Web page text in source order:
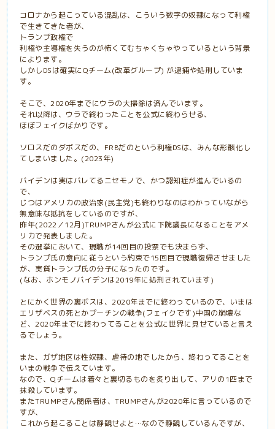
コロナから起こっている混乱は、こういう数字の奴隷になって利権
で生きてきた者が、
トランプ政権で
利権や主導権を失うのが怖くてむちゃくちゃやっているという背景
によります。
しかしDSは確実にQチーム(改革グループ) が逮捕や処刑していま
す。
そこで、2020年までにウラの大掃除は済んでいます。
それ以降は、ウラで終わったことを公式に終わらせる、
ほぼフェイクばかりです。
ソロスだのダボスだの、FRBだのという利権DSは、みんな形骸化し
てしまいました。(2023年)
バイデンは実はバレてるニセモノで、かつ認知症が進んでいるの
で、
じつはアメリカの政治家(民主党)も終わりなのはわかっていながら
無意味な抵抗をしているのですが、
昨年(2022／12月)TRUMPさんが公式に下院議長になることをアメ
リカで発表しました。
その選挙において、現職が14回目の投票でも決まらず、
トランプ氏の意向に従うという約束で15回目で現職復帰させました
が、実質トランプ氏の分子になったのです。
(なお、ホンモノバイデンは2019年に処刑されています)
とにかく世界の裏ボスは、2020年までに終わっているので、いまは
エリザベスの死とかプーチンの戦争(フェイクです)中国の崩壊な
ど、2020年までに終わってることを公式に世界に見せていると言え
るでしょう。
また、ガザ地区は性奴隷、虐待の地でしたから、終わってることを
いまの戦争で伝えています。
なので、Qチームは着々と裏切るものを炙り出して、アリの1匹まで
抹殺しています。
またTRUMPさん関係者は、TRUMPさんが2020年に言っているので
すが、
これから起こることは静観せよと…なので静観しているんですが、